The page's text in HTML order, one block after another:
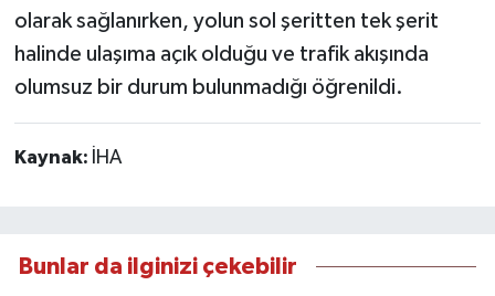
olarak sağlanırken, yolun sol şeritten tek şerit
halinde ulaşıma açık olduğu ve trafik akışında
olumsuz bir durum bulunmadığı öğrenildi.
Kaynak: İHA
Bunlar da ilginizi çekebilir